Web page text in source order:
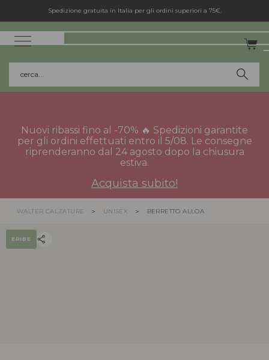
Spedizione gratuita in Italia per gli ordini superiori a 75€.
cerca...
Nuovi ribassi fino al -70% 🔥 Spedizioni garantite
per gli ordini effettuati entro il 5/08. Le consegne
riprenderanno dal 24 agosto dopo la chiusura
estiva.
Acquista subito!
WALTER CALZATURE UNISEX BERRETTO ALLOA
ERIBE